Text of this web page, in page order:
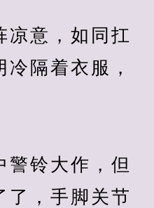
意，如同扛
隔着衣服，
铃大作，但
了，手脚关节